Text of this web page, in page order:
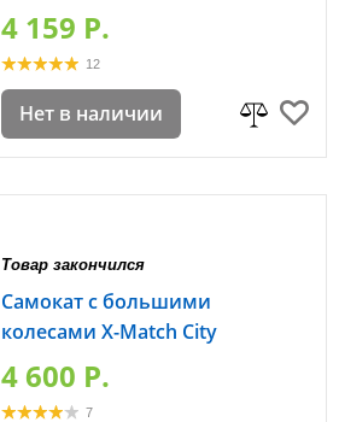
4 159 P.
12
Нет в наличии
Товар закончился
Самокат с большими
колесами X-Match City
4 600 P.
7